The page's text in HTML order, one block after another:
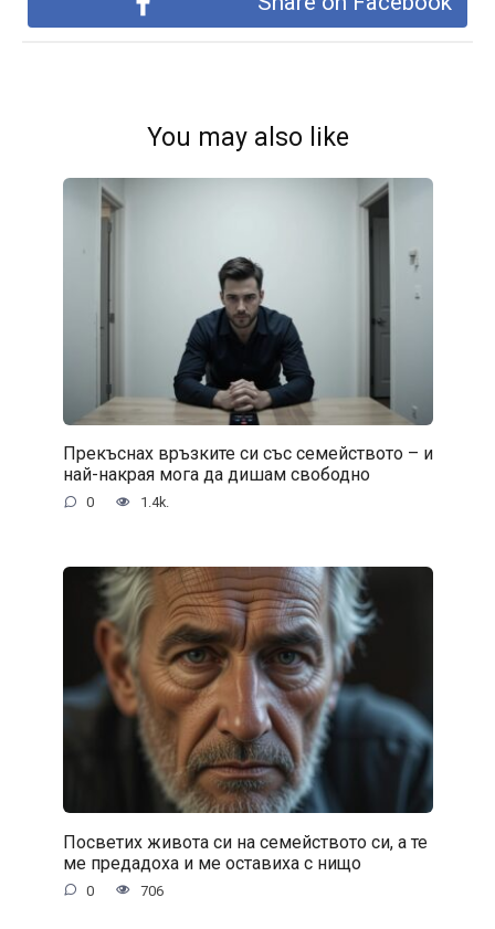
You may also like
Прекъснах връзките си със семейството – и
най-накрая мога да дишам свободно
0 1.4k.
Посветих живота си на семейството си, а те
ме предадоха и ме оставиха с нищо
0 706